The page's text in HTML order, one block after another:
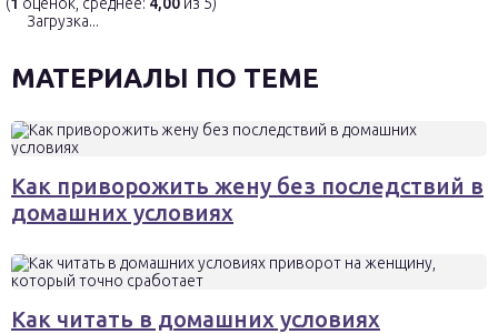
Загрузка...
МАТЕРИАЛЫ ПО ТЕМЕ
Как приворожить жену без последствий в
домашних условиях
Как читать в домашних условиях